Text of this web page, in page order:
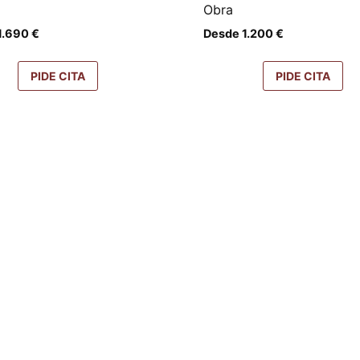
€
PIDE CITA
Obra
Desde1.200€
PIDE CITA